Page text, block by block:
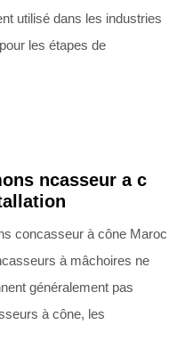
utilisé dans les industries
les étapes de
ncasseur a c
concasseur à cône Maroc
à mâchoires ne
généralement pas
à cône, les